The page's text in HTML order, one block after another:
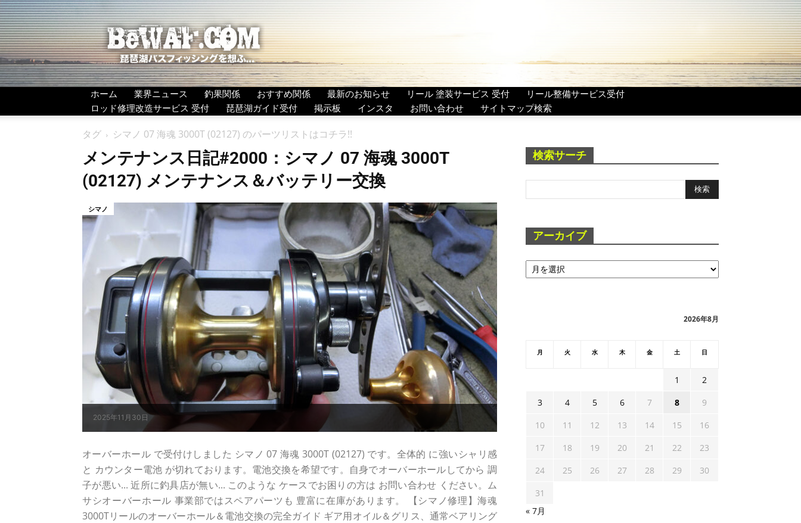
BeWAF
(ビ
ワ
エ
フ）
ホーム 業界ニュース 釣果関係 おすすめ関係 最新のお知らせ リール 塗装サービス 受付
リール整備サービス受付
ロッド修理改造サービス 受付
琵琶湖ガイド受付 掲示板 インスタ お問い合わせ サイトマップ検索
タグ シマノ 07 海魂 3000T (02127) のパーツリストはコチラ!!
メンテナンス日記#2000：シマノ 07 海魂 3000T
(02127) メンテナンス＆バッテリー交換
2025年11月30日
シマノ
オーバーホール で受付けしました シマノ 07 海魂 3000T (02127) です。全体的 に強いシャリ感
と カウンター電池 が切れております。電池交換を希望です。自身でオーバーホールしてから 調
子が悪い... 近所に釣具店が無い... このような ケースでお困りの方は お問い合わせ ください。ム
サシオーバーホール 事業部ではスペアパーツも 豊富に在庫があります。 【シマノ修理】海魂
3000Tリールのオーバーホール＆電池交換の完全ガイド ギア用オイル＆グリス、通常ベアリング
検索サーチ
アーカイブ
ア
ー
2026年8月
月 火 水 木 金 土 日
1
2
3
4 5 6 7 8
9
10
11 12 13 14 15
16
17
18 19 20 21 22
23
24
25 26 27 28 29
30
31
« 7月